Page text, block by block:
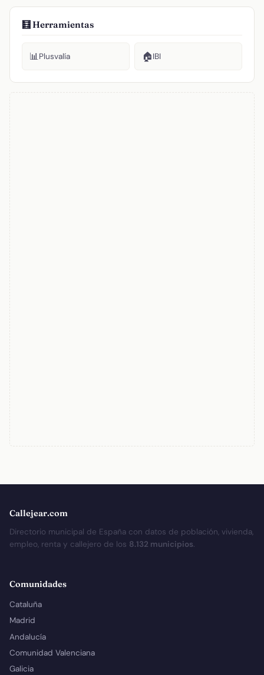
🧮 Herramientas
📊Plusvalía 🏠IBI
Callejear.com
Directorio municipal de España con datos de población, vivienda,
empleo, renta y callejero de los 8.132 municipios.
Comunidades
Cataluña
Madrid
Andalucía
Comunidad Valenciana
Galicia